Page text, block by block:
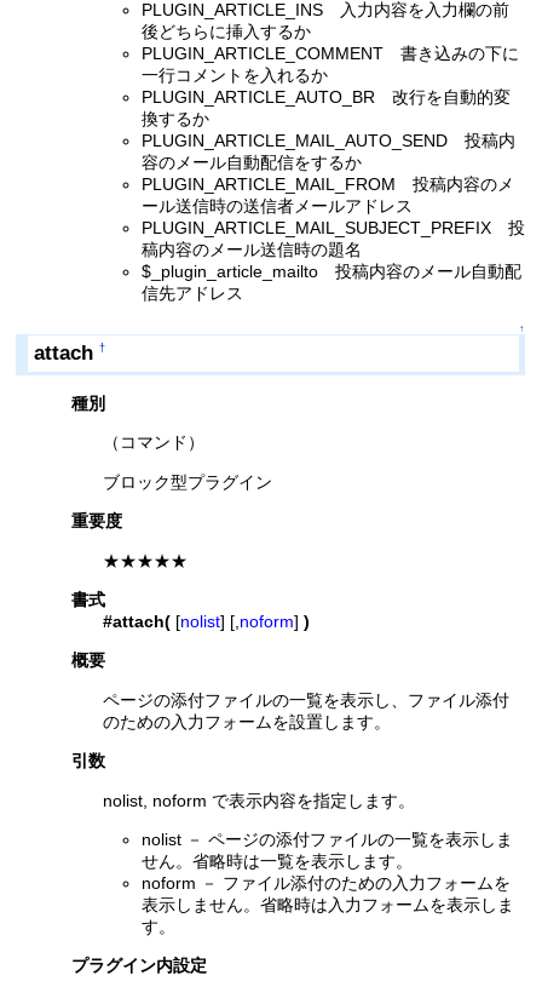
PLUGIN_ARTICLE_INS 入力内容を入力欄の前
後どちらに挿入するか
PLUGIN_ARTICLE_COMMENT 書き込みの下に
一行コメントを入れるか
PLUGIN_ARTICLE_AUTO_BR 改行を自動的変
換するか
PLUGIN_ARTICLE_MAIL_AUTO_SEND 投稿内
容のメール自動配信をするか
PLUGIN_ARTICLE_MAIL_FROM 投稿内容のメ
ール送信時の送信者メールアドレス
PLUGIN_ARTICLE_MAIL_SUBJECT_PREFIX 投
稿内容のメール送信時の題名
$_plugin_article_mailto 投稿内容のメール自動配
信先アドレス
↑
attach †
種別
（コマンド）
ブロック型プラグイン
重要度
★★★★★
書式
#attach([nolist] [, noform] )
概要
ページの添付ファイルの一覧を表示し、ファイル添付
のための入力フォームを設置します。
引数
nolist, noform で表示内容を指定します。
nolist － ページの添付ファイルの一覧を表示しま
せん。省略時は一覧を表示します。
noform － ファイル添付のための入力フォームを
表示しません。省略時は入力フォームを表示しま
す。
プラグイン内設定